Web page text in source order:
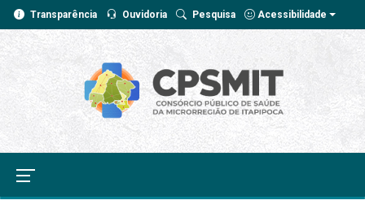
Transparência Ouvidoria Pesquisa Acessibilidade